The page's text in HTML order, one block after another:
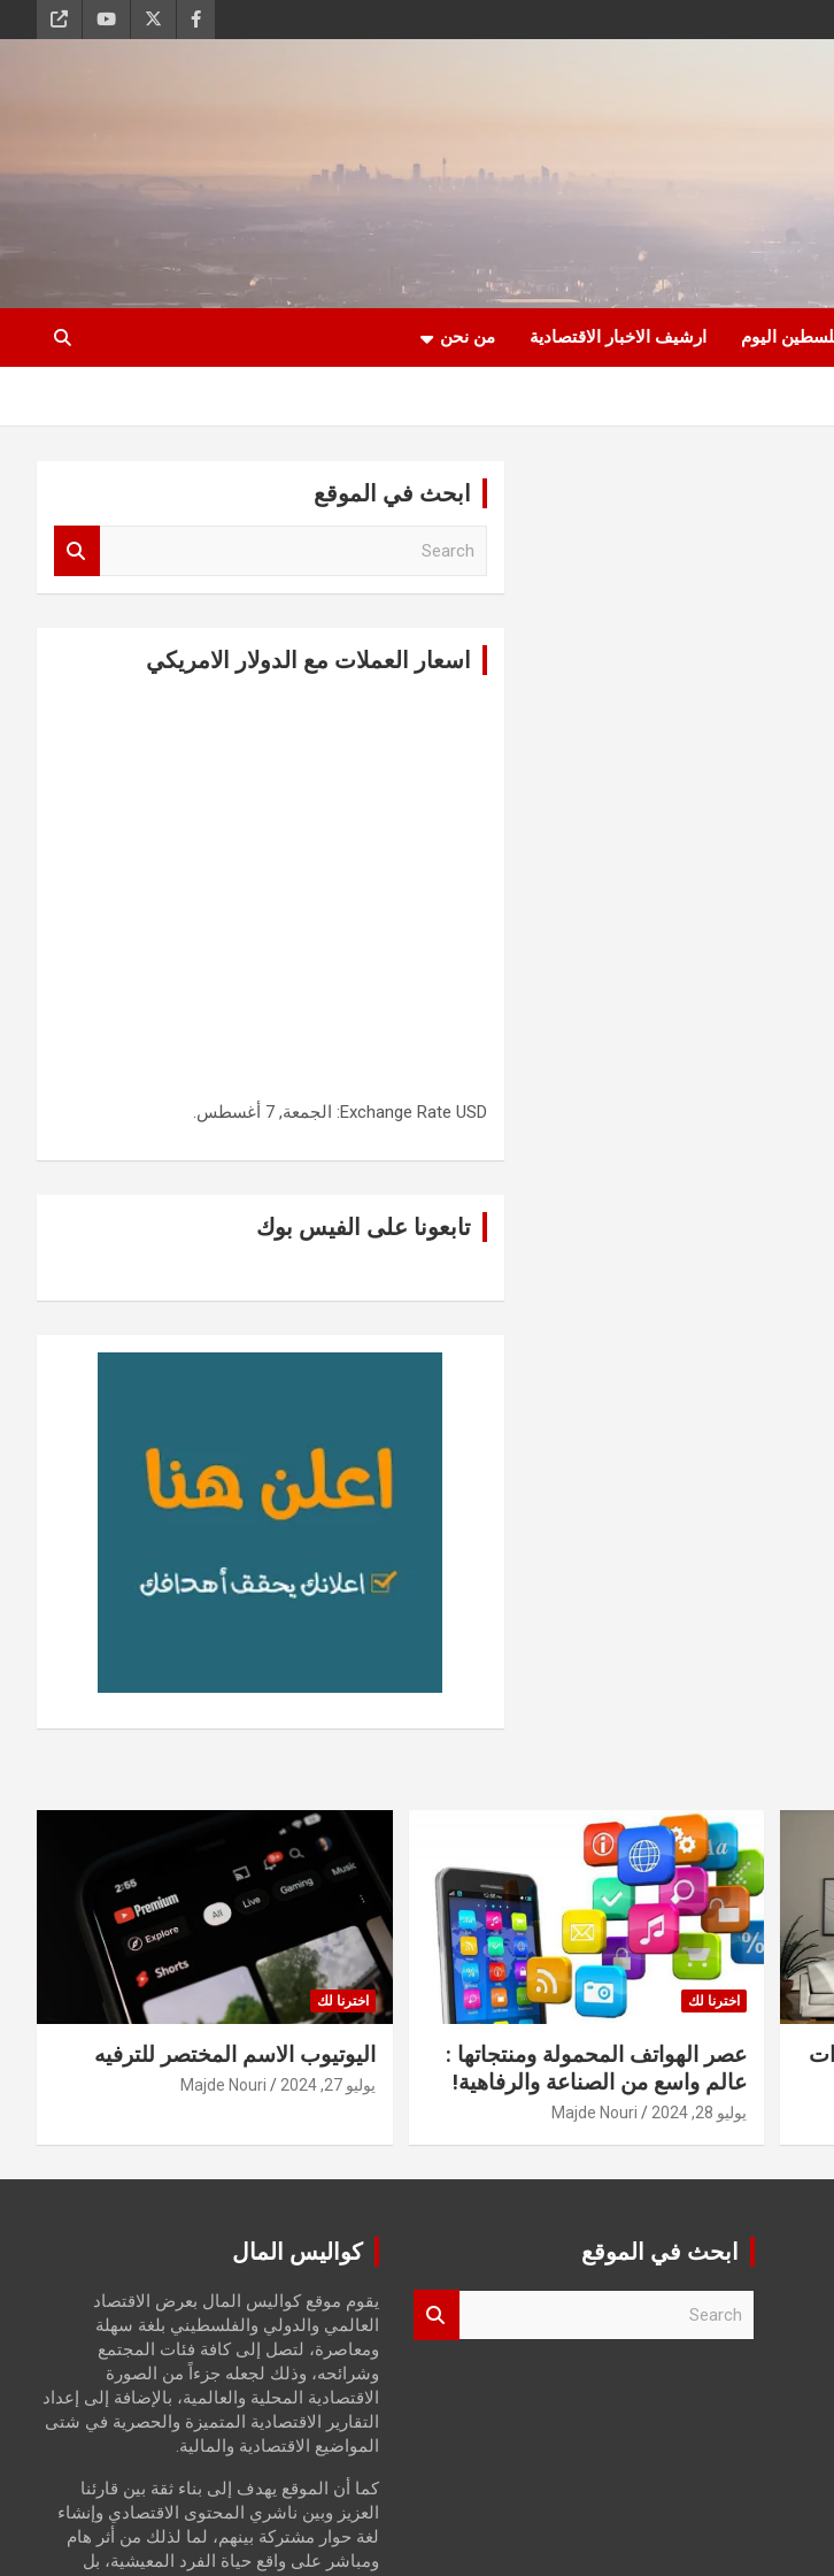
اليوم ارشيف الاخبار الاقتصادية من نحن
ابحث في الموقع
اسعار العملات مع الدولار الامريكي
Exchange Rate USD : الجمعة, 7 أغسطس.
تابعونا على الفيس بوك
اخترنا لك
عصر الهواتف المحمولة ومنتجاتها :
عالم واسع من الصناعة والرفاهية!
يوليو 28, 2024 Majde Nouri
اخترنا لك
اليوتيوب الاسم المختصر للترفيه
يوليو 27, 2024 Majde Nouri
ابحث في الموقع كواليس المال
يقوم موقع كواليس المال بعرض الاقتصاد
العالمي والدولي والفلسطيني بلغة سهلة
ومعاصرة، لتصل إلى كافة فئات المجتمع
وشرائحه، وذلك لجعله جزءاً من الصورة
الاقتصادية المحلية والعالمية، بالإضافة إلى إعداد
التقارير الاقتصادية المتميزة والحصرية في شتى
المواضيع الاقتصادية والمالية.
كما أن الموقع يهدف إلى بناء ثقة بين قارئنا
العزيز وبين ناشري المحتوى الاقتصادي وإنشاء
لغة حوار مشتركة بينهم، لما لذلك من أثر هام
ومباشر على واقع حياة الفرد المعيشية، بل